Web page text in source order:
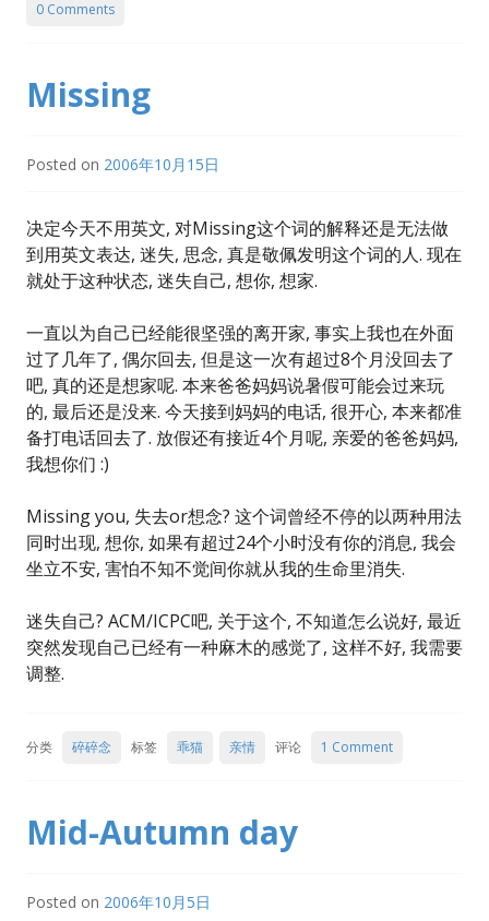
0 Comments
Missing
Posted on 2006年10月15日
决定今天不用英文, 对Missing这个词的解释还是无法做
到用英文表达, 迷失, 思念, 真是敬佩发明这个词的人. 现在
就处于这种状态, 迷失自己, 想你, 想家.
一直以为自己已经能很坚强的离开家, 事实上我也在外面
过了几年了, 偶尔回去, 但是这一次有超过8个月没回去了
吧, 真的还是想家呢. 本来爸爸妈妈说暑假可能会过来玩
的, 最后还是没来. 今天接到妈妈的电话, 很开心, 本来都准
备打电话回去了. 放假还有接近4个月呢, 亲爱的爸爸妈妈,
我想你们 :)
Missing you, 失去or想念? 这个词曾经不停的以两种用法
同时出现, 想你, 如果有超过24个小时没有你的消息, 我会
坐立不安, 害怕不知不觉间你就从我的生命里消失.
迷失自己? ACM/ICPC吧, 关于这个, 不知道怎么说好, 最近
突然发现自己已经有一种麻木的感觉了, 这样不好, 我需要
调整.
分类 碎碎念 标签 乖猫 亲情 评论 1 Comment
Mid-Autumn day
Posted on 2006年10月5日